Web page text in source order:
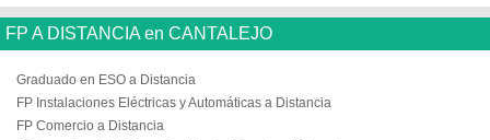
FP A DISTANCIA en CANTALEJO
Graduado en ESO a Distancia
FP Instalaciones Eléctricas y Automáticas a Distancia
FP Comercio a Distancia